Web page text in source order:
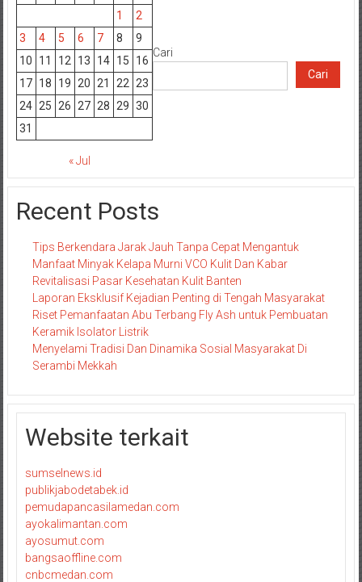
1
2
3
4 5 6 7 8
9
10
11 12 13 14 15
16
17 18 19 20 21 22
23
24 25 26 27 28 29 30
31
« Jul
Cari
Cari
Recent Posts
Tips Berkendara Jarak Jauh Tanpa Cepat Mengantuk
Manfaat Minyak Kelapa Murni VCO Kulit Dan Kabar
Revitalisasi Pasar Kesehatan Kulit Banten
Laporan Eksklusif Kejadian Penting di Tengah Masyarakat
Riset Pemanfaatan Abu Terbang Fly Ash untuk Pembuatan
Keramik Isolator Listrik
Menyelami Tradisi Dan Dinamika Sosial Masyarakat Di
Serambi Mekkah
Website terkait
sumselnews.id
publikjabodetabek.id
pemudapancasilamedan.com
ayokalimantan.com
ayosumut.com
bangsaoffline.com
cnbcmedan.com